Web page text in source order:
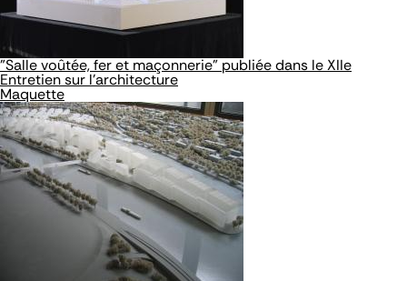
"Salle voûtée, fer et maçonnerie" publiée dans le XIIe
Entretien sur l'architecture
Maquette